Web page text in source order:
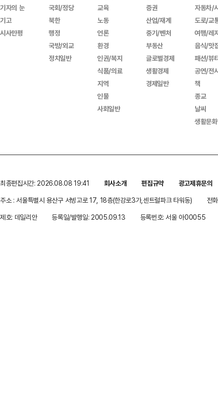
기자의 눈
기고
시사만평
국회/정당
북한
행정
국방/외교
정치일반
교육
노동
언론
환경
인권/복지
식품/의료
지역
인물
사회일반
증권
산업/재계
중기/벤처
부동산
글로벌경제
생활경제
경제일반
자동차/
도로/교
여행/레
음식/맛
패션/뷰
공연/전
책
종교
날씨
생활문
최종편집시간: 2026.08.08 19:41 회사소개 편집규약
광고제휴문의
주소 : 서울특별시 용산구 서빙고로 17, 18층(한강로3가,센트럴파크 타워동)
전
제호: 데일리안
등록일/발행일: 2005.09.13 등록번호: 서울 아00055